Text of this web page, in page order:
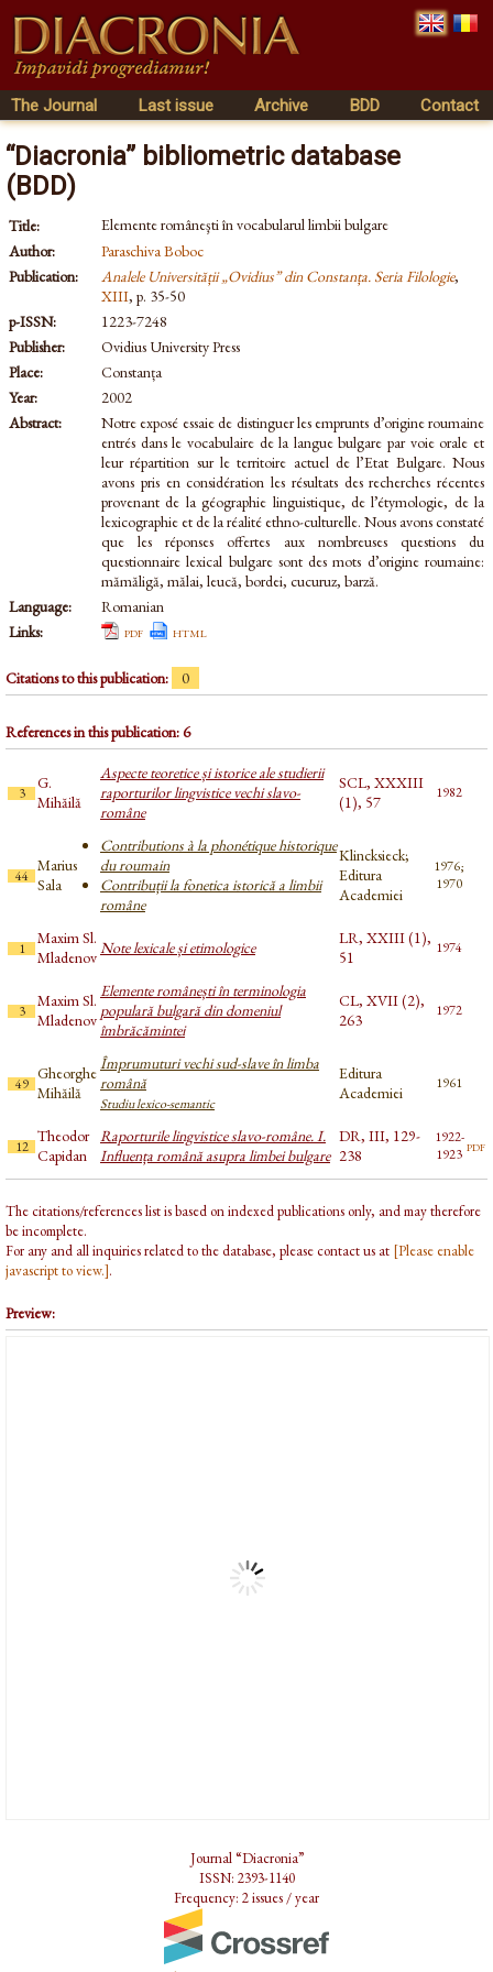
The Journal Last issue Archive BDD Contact
“Diacronia” bibliometric database
(BDD)
Title:
Elemente româneşti în vocabularul limbii bulgare
Author:
Paraschiva Boboc
Publication:
Analele Universității „Ovidius” din Constanța. Seria Filologie,
XIII, p. 35-50
p-ISSN:
1223-7248
Publisher:
Ovidius University Press
Place:
Constanța
Year:
2002
Abstract:
Notre exposé essaie de distinguer les emprunts d’origine roumaine
entrés dans le vocabulaire de la langue bulgare par voie orale et
leur répartition sur le territoire actuel de l’Etat Bulgare. Nous
avons pris en considération les résultats des recherches récentes
provenant de la géographie linguistique, de l’étymologie, de la
lexicographie et de la réalité ethno-culturelle. Nous avons constaté
que les réponses offertes aux nombreuses questions du
questionnaire lexical bulgare sont des mots d’origine roumaine:
mămăligă, mălai, leucă, bordei, cucuruz, barză.
Language:
Romanian
Links:
pdf html
Citations to this publication: 0
References in this publication: 6
3
G.
Mihăilă
Aspecte teoretice și istorice ale studierii
raporturilor lingvistice vechi slavo-
române
SCL, XXXIII
(1), 57
1982
44
Marius
Sala
Contributions à la phonétique historique
du roumain
Contribuții la fonetica istorică a limbii
române
Klincksieck;
Editura
Academiei
1976;
1970
1
Maxim Sl.
MladenovNote lexicale și etimologice
LR, XXIII (1),
51
1974
3
Maxim Sl.
Mladenov
Elemente românești în terminologia
populară bulgară din domeniul
îmbrăcămintei
CL, XVII (2),
263
1972
49
Gheorghe
Mihăilă
Împrumuturi vechi sud-slave în limba
română
Studiu lexico-semantic
Editura
Academiei
1961
12
Theodor
Capidan
Raporturile lingvistice slavo-române. I.
Influența română asupra limbei bulgare
DR, III, 129-
238
1922-
1923 pdf
The citations/references list is based on indexed publications only, and may therefore
be incomplete.
For any and all inquiries related to the database, please contact us at [Please enable
javascript to view.].
Preview:
Journal “Diacronia”
ISSN: 2393-1140
Frequency: 2 issues / year